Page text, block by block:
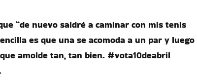
“de nuevo saldré a caminar con mis tenis
es que una se acomoda a un par y luego
amolde tan, tan bien. #vota10deabril